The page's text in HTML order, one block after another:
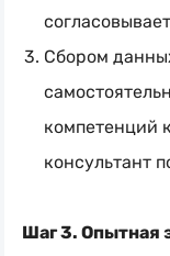
Сбором
компетенций
консультант
Шаг 3. Опытная